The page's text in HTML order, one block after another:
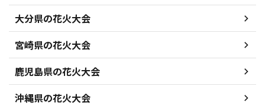
大分県の花火大会
宮崎県の花火大会
鹿児島県の花火大会
沖縄県の花火大会